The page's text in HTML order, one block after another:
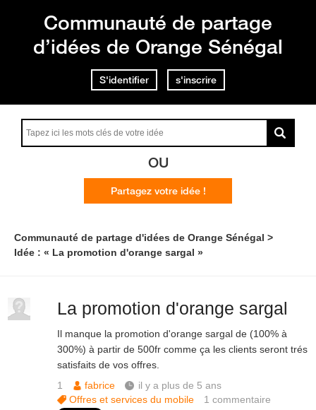
Communauté de partage
d’idées de Orange Sénégal
S'identifier s'inscrire
OU
Partagez votre idée !
Communauté de partage d'idées de Orange Sénégal
Idée : « La promotion d'orange sargal »
La promotion d'orange sargal
Il manque la promotion d'orange sargal de (100% à
300%) à partir de 500fr comme ça les clients seront trés
satisfaits de vos offres.
1
fabrice
il y a plus de 5 ans
Offres et services du mobile
1commentaire